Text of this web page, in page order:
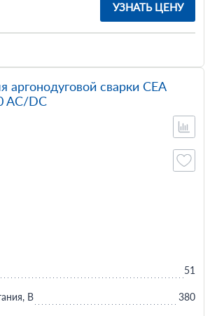
УЗНАТЬ ЦЕНУ
аргонодуговой сварки CEA
AC/DC
51
В 380